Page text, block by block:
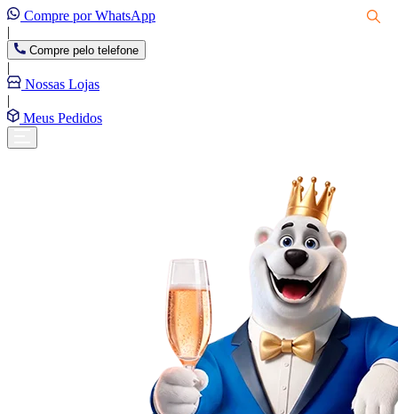
Compre por WhatsApp
|
Compre pelo telefone
|
Nossas Lojas
|
Meus Pedidos